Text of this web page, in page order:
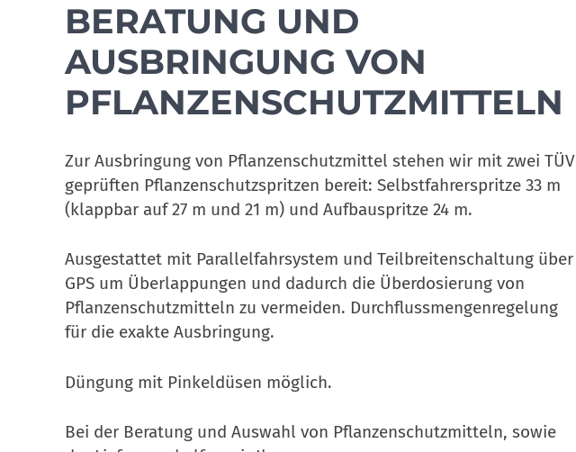
BERATUNG UND
AUSBRINGUNG VON
PFLANZENSCHUTZMITTELN
Zur Ausbringung von Pflanzenschutzmittel stehen wir mit zwei TÜV
geprüften Pflanzen­schutz­spritzen bereit: Selbstfahrerspritze 33 m
(klappbar auf 27 m und 21 m) und Aufbauspritze 24 m.
Ausgestattet mit Parallelfahrsystem und Teilbreitenschaltung über
GPS um Überlappungen und dadurch die Überdosierung von
Pflanzenschutzmitteln zu vermeiden. Durchflussmengenregelung
für die exakte Ausbringung.
Düngung mit Pinkeldüsen möglich.
Bei der Beratung und Auswahl von Pflanzenschutzmitteln, sowie